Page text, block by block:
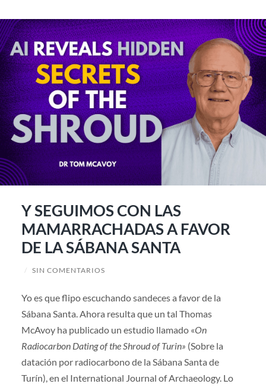
Y SEGUIMOS CON LAS
MAMARRACHADAS A FAVOR
DE LA SÁBANA SANTA
/ SIN COMENTARIOS
Yo es que flipo escuchando sandeces a favor de la
Sábana Santa. Ahora resulta que un tal Thomas
McAvoy ha publicado un estudio llamado «On
Radiocarbon Dating of the Shroud of Turin» (Sobre la
datación por radiocarbono de la Sábana Santa de
Turín), en el International Journal of Archaeology. Lo